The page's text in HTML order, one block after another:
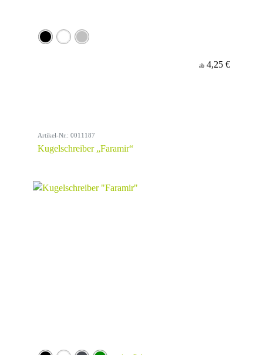
ab 4,25 €
Artikel-Nr.: 0011187
Kugelschreiber „Faramir“